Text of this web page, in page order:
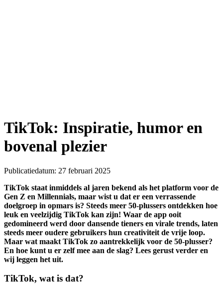
TikTok: Inspiratie, humor en
bovenal plezier
Publicatiedatum: 27 februari 2025
TikTok staat inmiddels al jaren bekend als het platform voor de
Gen Z en Millennials, maar wist u dat er een verrassende
doelgroep in opmars is? Steeds meer 50-plussers ontdekken hoe
leuk en veelzijdig TikTok kan zijn! Waar de app ooit
gedomineerd werd door dansende tieners en virale trends, laten
steeds meer oudere gebruikers hun creativiteit de vrije loop.
Maar wat maakt TikTok zo aantrekkelijk voor de 50-plusser?
En hoe kunt u er zelf mee aan de slag? Lees gerust verder en
wij leggen het uit.
TikTok, wat is dat?